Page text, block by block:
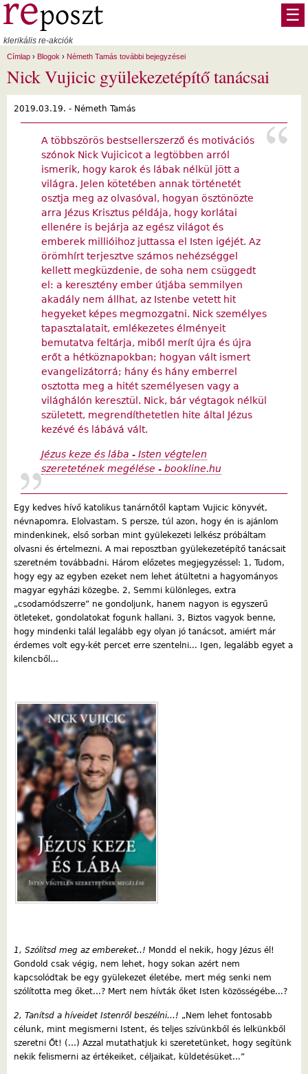
Ugrás a tartalomra
klerikális re-akciók
☰
Címlap › Blogok › Németh Tamás további bejegyzései
Nick Vujicic gyülekezetépítő tanácsai
2019.03.19. - Németh Tamás
A többszörös bestsellerszerző és motivációs
szónok Nick Vujicicot a legtöbben arról
ismerik, hogy karok és lábak nélkül jött a
világra. Jelen kötetében annak történetét
osztja meg az olvasóval, hogyan ösztönözte
arra Jézus Krisztus példája, hogy korlátai
ellenére is bejárja az egész világot és
emberek millióihoz juttassa el Isten igéjét. Az
örömhírt terjesztve számos nehézséggel
kellett megküzdenie, de soha nem csüggedt
el: a keresztény ember útjába semmilyen
akadály nem állhat, az Istenbe vetett hit
hegyeket képes megmozgatni. Nick személyes
tapasztalatait, emlékezetes élményeit
bemutatva feltárja, miből merít újra és újra
erőt a hétköznapokban; hogyan vált ismert
evangelizátorrá; hány és hány emberrel
osztotta meg a hitét személyesen vagy a
világhálón keresztül. Nick, bár végtagok nélkül
született, megrendíthetetlen hite által Jézus
kezévé és lábává vált.
Jézus keze és lába - Isten végtelen
szeretetének megélése - bookline.hu
Egy kedves hívő katolikus tanárnőtől kaptam Vujicic könyvét,
névnapomra. Elolvastam. S persze, túl azon, hogy én is ajánlom
mindenkinek, első sorban mint gyülekezeti lelkész próbáltam
olvasni és értelmezni. A mai reposztban gyülekezetépítő tanácsait
szeretném továbbadni. Három előzetes megjegyzéssel: 1, Tudom,
hogy egy az egyben ezeket nem lehet átültetni a hagyományos
magyar egyházi közegbe. 2, Semmi különleges, extra
„csodamódszerre” ne gondoljunk, hanem nagyon is egyszerű
ötleteket, gondolatokat fogunk hallani. 3, Biztos vagyok benne,
hogy mindenki talál legalább egy olyan jó tanácsot, amiért már
érdemes volt egy-két percet erre szentelni... Igen, legalább egyet a
kilencből...
1, Szólítsd meg az embereket..! Mondd el nekik, hogy Jézus él!
Gondold csak végig, nem lehet, hogy sokan azért nem
kapcsolódtak be egy gyülekezet életébe, mert még senki nem
szólította meg őket...? Mert nem hívták őket Isten közösségébe...?
2, Tanítsd a híveidet Istenről beszélni...! „Nem lehet fontosabb
célunk, mint megismerni Istent, és teljes szívünkből és lelkünkből
szeretni Őt! (…) Azzal mutathatjuk ki szeretetünket, hogy segítünk
nekik felismerni az értékeiket, céljaikat, küldetésüket...”